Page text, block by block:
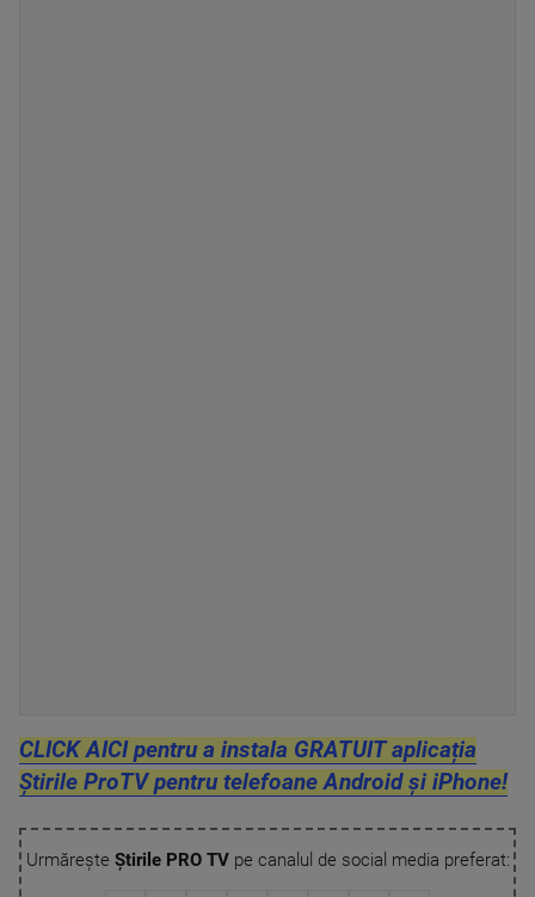
CLICK AICI pentru a instala GRATUIT aplicația
Știrile ProTV pentru telefoane Android și iPhone!
Urmărește Știrile PRO TVpe canalul de social media preferat: